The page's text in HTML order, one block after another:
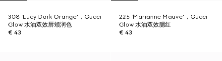
308 'Lucy Dark Orange'，Gucci
Glow 水油双效唇颊润色
€ 43
225 'Marianne Mauve'，Gucci
Glow 水油双效腮红
€ 43